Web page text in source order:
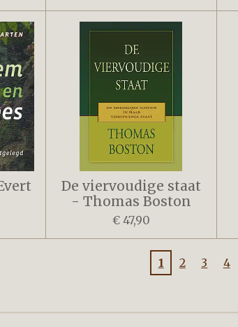
De viervoudige staat
- Thomas Boston
€ 47,90
1 2 3 4